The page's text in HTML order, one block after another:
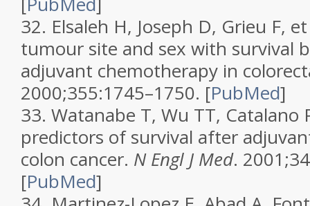
32. Elsaleh H, Joseph D, Grieu F,
tumour site and sex with survival
adjuvant chemotherapy in
2000;355:1745–1750. [PubMed]
33. Watanabe T, Wu TT, Catalano
predictors of survival after
colon cancer. N Engl J Med.
[PubMed]